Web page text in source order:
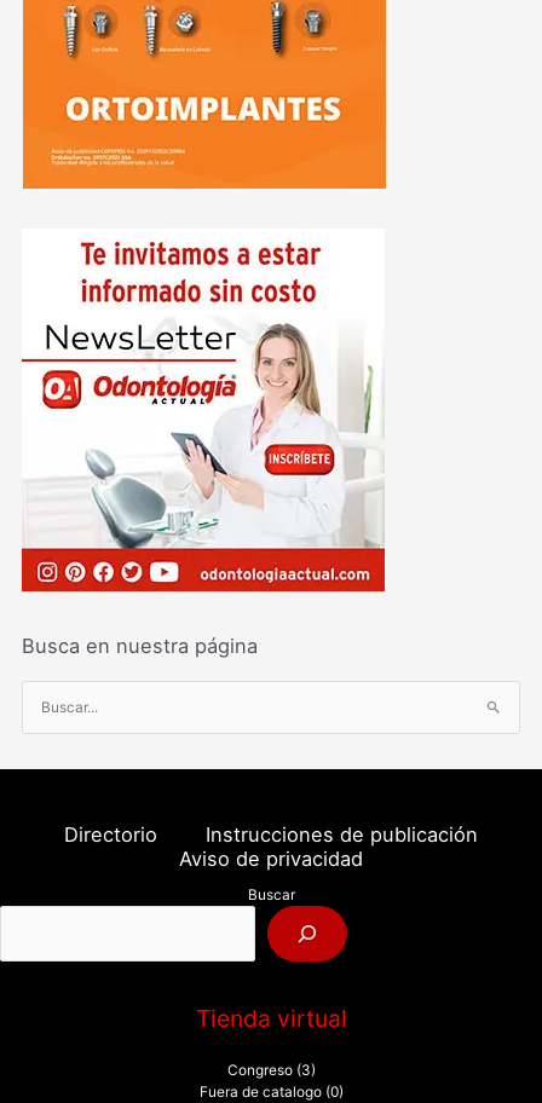
Busca en nuestra página
u
s
o
:
Directorio
Instrucciones de publicación
Aviso de privacidad
Buscar
Tienda virtual
Congreso (3)
Fuera de catalogo (0)